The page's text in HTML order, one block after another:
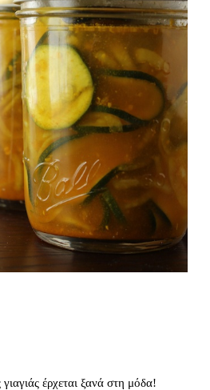
έρχεται ξανά στη μόδα!